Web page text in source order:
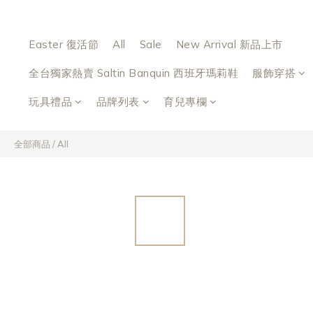
Easter 復活節 All Sale New Arrival 新品上市
全台獨家熱賣 Saltin Banquin 西班牙瑪莉鞋 服飾穿搭
玩具禮品 品牌列表 育兒專欄
全部商品 / All